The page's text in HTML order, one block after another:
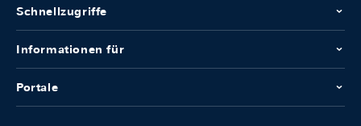
Schnellzugriffe
Informationen für
Portale